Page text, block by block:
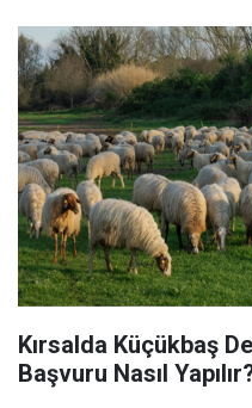
Kırsalda Küçükbaş
Başvuru Nasıl